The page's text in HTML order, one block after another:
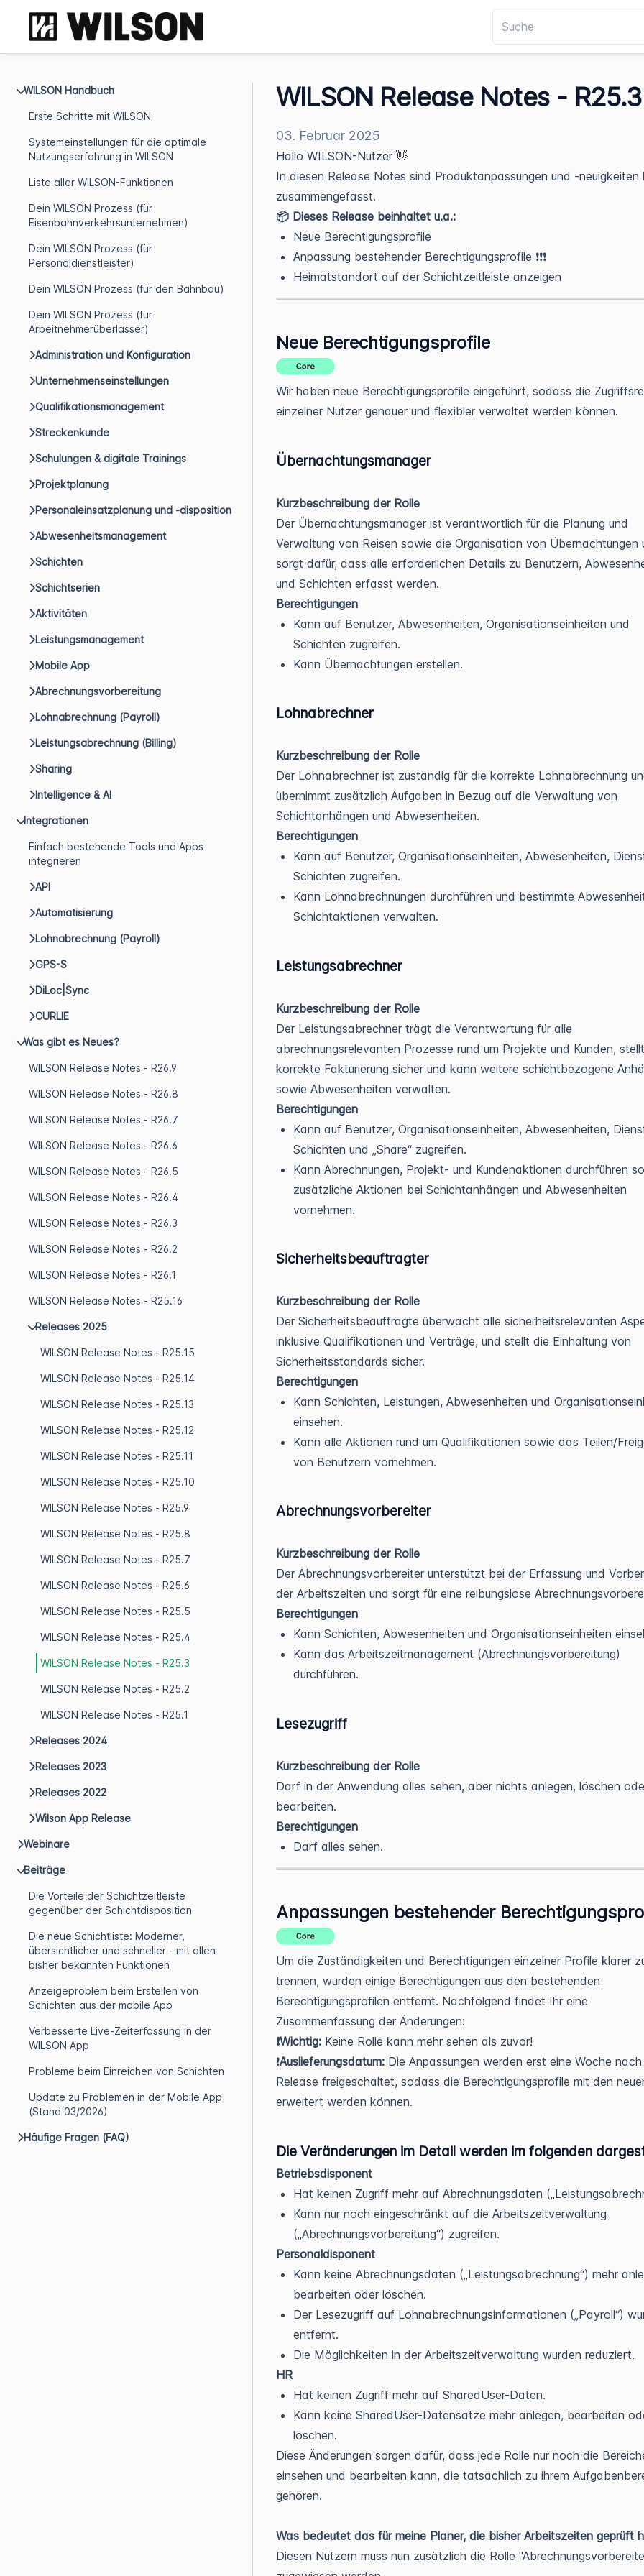
WILSON Handbuch
Erste Schritte mit WILSON
Systemeinstellungen für die optimale
Nutzungserfahrung in WILSON
Liste aller WILSON-Funktionen
Dein WILSON Prozess (für
Eisenbahnverkehrsunternehmen)
Dein WILSON Prozess (für
Personaldienstleister)
Dein WILSON Prozess (für den Bahnbau)
Dein WILSON Prozess (für
Arbeitnehmerüberlasser)
Administration und Konfiguration
Unternehmenseinstellungen
Qualifikationsmanagement
Streckenkunde
Schulungen & digitale Trainings
Projektplanung
Personaleinsatzplanung und -disposition
Abwesenheitsmanagement
Schichten
Schichtserien
Aktivitäten
Leistungsmanagement
Mobile App
Abrechnungsvorbereitung
Lohnabrechnung (Payroll)
Leistungsabrechnung (Billing)
Sharing
Intelligence & AI
Integrationen
Einfach bestehende Tools und Apps
integrieren
API
Automatisierung
Lohnabrechnung (Payroll)
GPS-S
DiLoc|Sync
CURLIE
Was gibt es Neues?
WILSON Release Notes - R26.9
WILSON Release Notes - R26.8
WILSON Release Notes - R26.7
WILSON Release Notes - R26.6
WILSON Release Notes - R26.5
WILSON Release Notes - R26.4
WILSON Release Notes - R26.3
WILSON Release Notes - R26.2
WILSON Release Notes - R26.1
WILSON Release Notes - R25.16
Releases 2025
WILSON Release Notes - R25.15
WILSON Release Notes - R25.14
WILSON Release Notes - R25.13
WILSON Release Notes - R25.12
WILSON Release Notes - R25.11
WILSON Release Notes - R25.10
WILSON Release Notes - R25.9
WILSON Release Notes - R25.8
WILSON Release Notes - R25.7
WILSON Release Notes - R25.6
WILSON Release Notes - R25.5
WILSON Release Notes - R25.4
WILSON Release Notes - R25.3
WILSON Release Notes - R25.2
WILSON Release Notes - R25.1
Releases 2024
Releases 2023
Releases 2022
Wilson App Release
Webinare
Beiträge
Die Vorteile der Schichtzeitleiste
gegenüber der Schichtdisposition
Die neue Schichtliste: Moderner,
übersichtlicher und schneller - mit allen
bisher bekannten Funktionen
Anzeigeproblem beim Erstellen von
Schichten aus der mobile App
Verbesserte Live-Zeiterfassung in der
WILSON App
Probleme beim Einreichen von Schichten
Update zu Problemen in der Mobile App
(Stand 03/2026)
Häufige Fragen (FAQ)
WILSON Release Notes - R25.3
03. Februar 2025
Hallo WILSON-Nutzer 👋
In diesen Release Notes sind Produktanpassungen und -neuigkeiten
zusammengefasst.
📦 Dieses Release beinhaltet u.a.:
Neue Berechtigungsprofile
Anpassung bestehender Berechtigungsprofile ❗❗❗
Heimatstandort auf der Schichtzeitleiste anzeigen
Neue Berechtigungsprofile
Wir haben neue Berechtigungsprofile eingeführt, sodass die
einzelner Nutzer genauer und flexibler verwaltet werden können.
Übernachtungsmanager
Kurzbeschreibung der Rolle
Der Übernachtungsmanager ist verantwortlich für die Planung und
Verwaltung von Reisen sowie die Organisation von Übernachtungen
sorgt dafür, dass alle erforderlichen Details zu Benutzern,
und Schichten erfasst werden.
Berechtigungen
Kann auf Benutzer, Abwesenheiten, Organisationseinheiten und
Schichten zugreifen.
Kann Übernachtungen erstellen.
Lohnabrechner
Kurzbeschreibung der Rolle
Der Lohnabrechner ist zuständig für die korrekte Lohnabrechnung
übernimmt zusätzlich Aufgaben in Bezug auf die Verwaltung von
Schichtanhängen und Abwesenheiten.
Berechtigungen
Kann auf Benutzer, Organisationseinheiten, Abwesenheiten,
Schichten zugreifen.
Kann Lohnabrechnungen durchführen und bestimmte
Schichtaktionen verwalten.
Leistungsabrechner
Kurzbeschreibung der Rolle
Der Leistungsabrechner trägt die Verantwortung für alle
abrechnungsrelevanten Prozesse rund um Projekte und Kunden,
korrekte Fakturierung sicher und kann weitere schichtbezogene
sowie Abwesenheiten verwalten.
Berechtigungen
Kann auf Benutzer, Organisationseinheiten, Abwesenheiten,
Schichten und „Share“ zugreifen.
Kann Abrechnungen, Projekt- und Kundenaktionen durchführen
zusätzliche Aktionen bei Schichtanhängen und Abwesenheiten
vornehmen.
Sicherheitsbeauftragter
Kurzbeschreibung der Rolle
Der Sicherheitsbeauftragte überwacht alle sicherheitsrelevanten
inklusive Qualifikationen und Verträge, und stellt die Einhaltung von
Sicherheitsstandards sicher.
Berechtigungen
Kann Schichten, Leistungen, Abwesenheiten und
einsehen.
Kann alle Aktionen rund um Qualifikationen sowie das Teilen/
von Benutzern vornehmen.
Abrechnungsvorbereiter
Kurzbeschreibung der Rolle
Der Abrechnungsvorbereiter unterstützt bei der Erfassung und
der Arbeitszeiten und sorgt für eine reibungslose
Berechtigungen
Kann Schichten, Abwesenheiten und Organisationseinheiten
Kann das Arbeitszeitmanagement (Abrechnungsvorbereitung)
durchführen.
Lesezugriff
Kurzbeschreibung der Rolle
Darf in der Anwendung alles sehen, aber nichts anlegen, löschen
bearbeiten.
Berechtigungen
Darf alles sehen.
Anpassungen bestehender
Um die Zuständigkeiten und Berechtigungen einzelner Profile klarer
trennen, wurden einige Berechtigungen aus den bestehenden
Berechtigungsprofilen entfernt. Nachfolgend findet Ihr eine
Zusammenfassung der Änderungen:
❗Wichtig: Keine Rolle kann mehr sehen als zuvor!
❗Auslieferungsdatum: Die Anpassungen werden erst eine Woche
Release freigeschaltet, sodass die Berechtigungsprofile mit den
erweitert werden können.
Die Veränderungen im Detail werden im folgenden
Betriebsdisponent
Hat keinen Zugriff mehr auf Abrechnungsdaten
Kann nur noch eingeschränkt auf die Arbeitszeitverwaltung
(„Abrechnungsvorbereitung“) zugreifen.
Personaldisponent
Kann keine Abrechnungsdaten („Leistungsabrechnung“) mehr
bearbeiten oder löschen.
Der Lesezugriff auf Lohnabrechnungsinformationen („Payroll“)
entfernt.
Die Möglichkeiten in der Arbeitszeitverwaltung wurden reduziert.
HR
Hat keinen Zugriff mehr auf SharedUser-Daten.
Kann keine SharedUser-Datensätze mehr anlegen, bearbeiten
löschen.
Diese Änderungen sorgen dafür, dass jede Rolle nur noch die
einsehen und bearbeiten kann, die tatsächlich zu ihrem
gehören.
Was bedeutet das für meine Planer, die bisher Arbeitszeiten geprüft
Diesen Nutzern muss nun zusätzlich die Rolle